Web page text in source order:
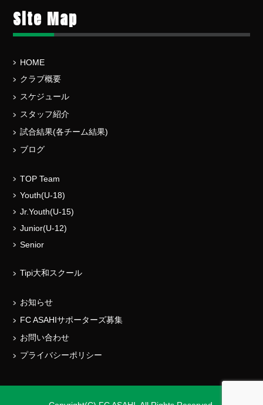
Site Map
HOME
クラブ概要
スケジュール
スタッフ紹介
試合結果(各チーム結果)
ブログ
TOP Team
Youth(U-18)
Jr.Youth(U-15)
Junior(U-12)
Senior
Tipi大和スクール
お知らせ
FC ASAHIサポーターズ募集
お問い合わせ
プライバシーポリシー